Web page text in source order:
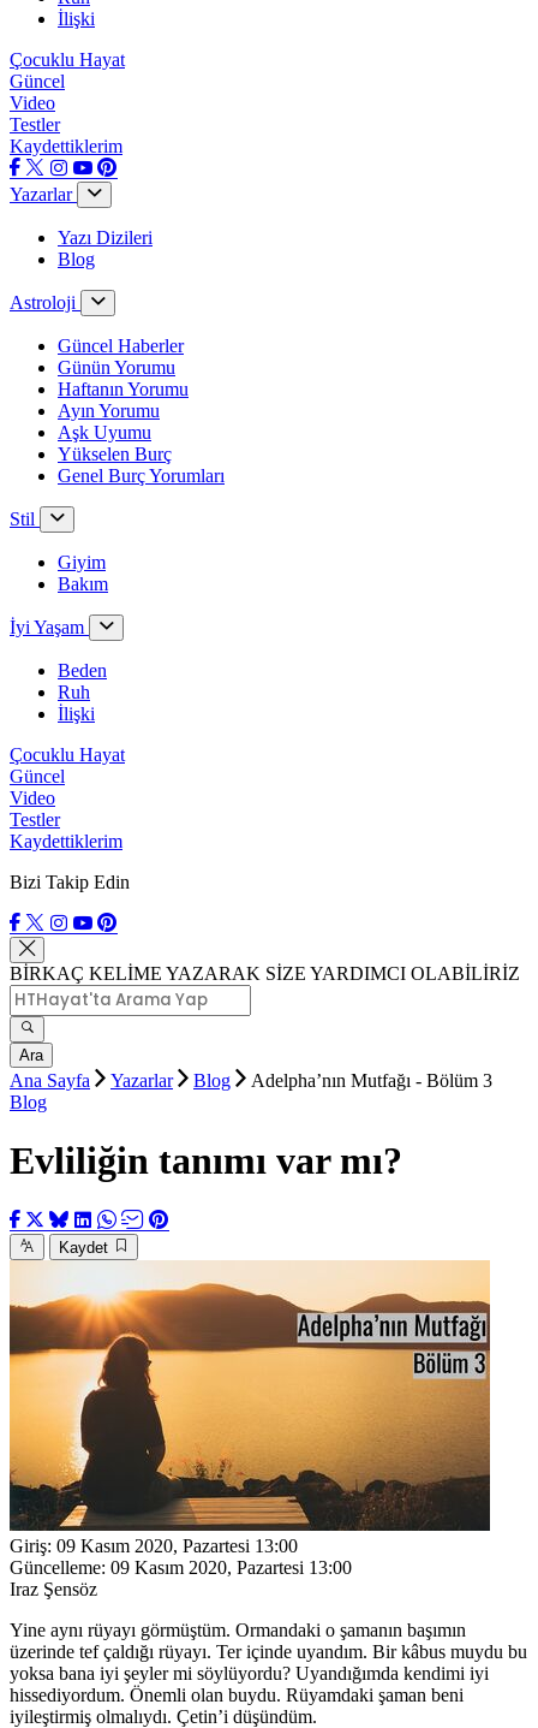
İlişki
Çocuklu Hayat
Güncel
Video
Testler
Kaydettiklerim
Yazarlar
Yazı Dizileri
Blog
Astroloji
Güncel Haberler
Günün Yorumu
Haftanın Yorumu
Ayın Yorumu
Aşk Uyumu
Yükselen Burç
Genel Burç Yorumları
Stil
Giyim
Bakım
İyi Yaşam
Beden
Ruh
İlişki
Çocuklu Hayat
Güncel
Video
Testler
Kaydettiklerim
Bizi Takip Edin
BİRKAÇ KELİME YAZARAK SİZE YARDIMCI OLABİLİRİZ
Ara
Ana Sayfa Yazarlar Blog
Adelpha’nın Mutfağı - Bölüm 3
Blog
Evliliğin tanımı var mı?
Kaydet
Giriş: 09 Kasım 2020, Pazartesi 13:00
Güncelleme: 09 Kasım 2020, Pazartesi 13:00
Iraz Şensöz
Yine aynı rüyayı görmüştüm. Ormandaki o şamanın başımın
üzerinde tef çaldığı rüyayı. Ter içinde uyandım. Bir kâbus muydu bu
yoksa bana iyi şeyler mi söylüyordu? Uyandığımda kendimi iyi
hissediyordum. Önemli olan buydu. Rüyamdaki şaman beni
iyileştirmiş olmalıydı. Çetin’i düşündüm.